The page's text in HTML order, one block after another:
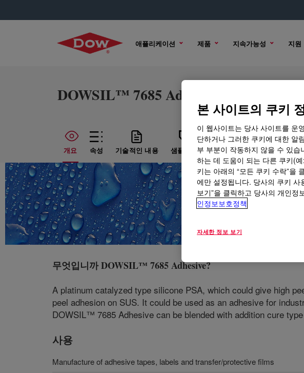
애플리케이션 제품 지속가능성 지원
DOWSIL™ 7685 Adhesive
개요 속성 기술적인 내용 샘플 옵션 구매 옵션
무엇입니까DOWSIL™ 7685 Adhesive?
A platinum catalyzed type silicone PSA, which could give high
peel adhesion on SUS. It could be used as an adhesive for
DOWSIL™ 7685 Adhesive can be blended with addition cure
사용
Manufacture of adhesive tapes, labels and transfer/protective films
본 사이트의 쿠키
이 웹사이트는 당사 사이트를 운
단하거나 그러한 쿠키에 대한 알
부 부분이 작동하지 않을 수 있
하는 데 도움이 되는 다른 쿠키(
키는 아래의 “모든 쿠키 수락”을
에만 설정됩니다. 당사의 쿠키 사
보기”을 클릭하고 당사의 개인정
인정보보호정책
자세한 정보 보기